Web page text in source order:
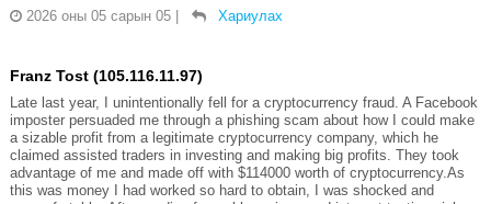
2026 оны 05 сарын 05
Хариулах
Franz Tost (105.116.11.97)
Late last year, I unintentionally fell for a cryptocurrency fraud. A Facebook
imposter persuaded me through a phishing scam about how I could make
a sizable profit from a legitimate cryptocurrency company, which he
claimed assisted traders in investing and making big profits. They took
advantage of me and made off with $114000 worth of cryptocurrency.As
this was money I had worked so hard to obtain, I was shocked and